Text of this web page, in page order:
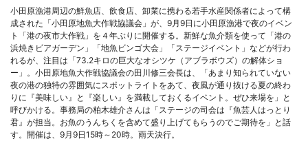
小田原漁港周辺の鮮魚店、飲食店、卸業に携わる若手水産関係者によって構
成された「小田原地魚大作戦協議会」が、9月9日に小田原漁港で夜のイベン
ト「港の夜市大作戦」を４年ぶりに開催する。新鮮な魚介類を使って「港の
浜焼きビアガーデン」「地魚ビンゴ大会」「ステージイベント」などが行わ
れるが、注目は「73.2キロの巨大なオシツケ（アブラボウズ）の解体ショ
ー」。小田原地魚大作戦協議会の田川修三会長は、「あまり知られていない
夜の港の独特の雰囲気にスポットライトをあて、夜風が通り抜ける夏の終わ
りに『美味しい』と『楽しい』を満載しておくるイベント。ぜひ来場を」と
呼びかける。事務局の柏木雄介さんは「ステージの司会は『魚芸人はっとり
君』が担当。お魚のうんちくを含めて盛り上げてもらうのでご期待を」と話
す。開催は、9月9日15時～20時。雨天決行。